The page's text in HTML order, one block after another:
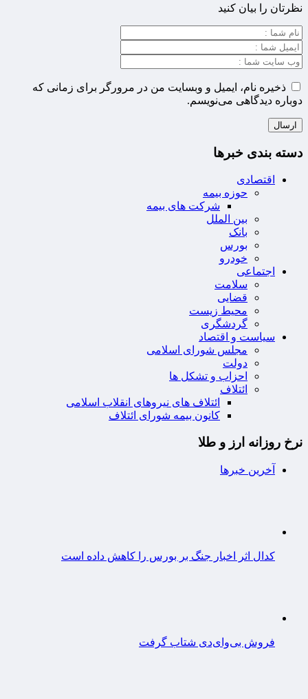
نظرتان را بیان کنید
ذخیره نام، ایمیل و وبسایت من در مرورگر برای زمانی که
دوباره دیدگاهی می‌نویسم.
دسته بندی خبرها
اقتصادی
حوزه بیمه
شرکت های بیمه
بین الملل
بانک
بورس
خودرو
اجتماعی
سلامت
قضایی
محیط زیست
گردشگری
سیاست و اقتصاد
مجلس شورای اسلامی
دولت
احزاب و تشکل ها
ائتلاف
ائتلاف های نیروهای انقلاب اسلامی
کانون بیمه شورای ائتلاف
نرخ روزانه ارز و طلا
آخرین خبرها
کدال اثر اخبار جنگ بر بورس را کاهش داده است
فروش بی‌وای‌دی شتاب گرفت